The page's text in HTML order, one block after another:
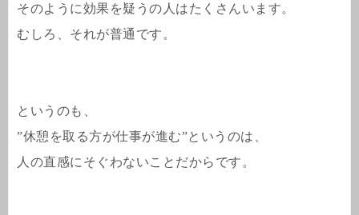
そのように効果を疑うの人はたくさんいます。
むしろ、それが普通です。
というのも、
”休憩を取る方が仕事が進む”というのは、
人の直感にそぐわないことだからです。